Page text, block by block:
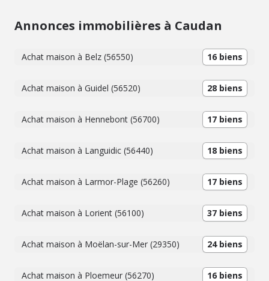
Annonces immobilières à Caudan
Achat maison à Belz (56550) 16 biens
Achat maison à Guidel (56520) 28 biens
Achat maison à Hennebont (56700) 17 biens
Achat maison à Languidic (56440) 18 biens
Achat maison à Larmor-Plage (56260) 17 biens
Achat maison à Lorient (56100) 37 biens
Achat maison à Moëlan-sur-Mer (29350) 24 biens
Achat maison à Ploemeur (56270) 16 biens